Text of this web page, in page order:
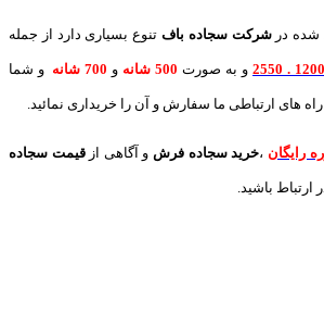
شده درشرکت سجاده باف تنوع بسیاری دارد از جمله
و به صورت 500 شانه و 700 شانه و شما
های ارتباطی ما سفارش و آن را خریداری نمائید.
رایگان ،خرید سجاده فرش و آگاهی ازقیمت سجاده
ارتباط باشید.